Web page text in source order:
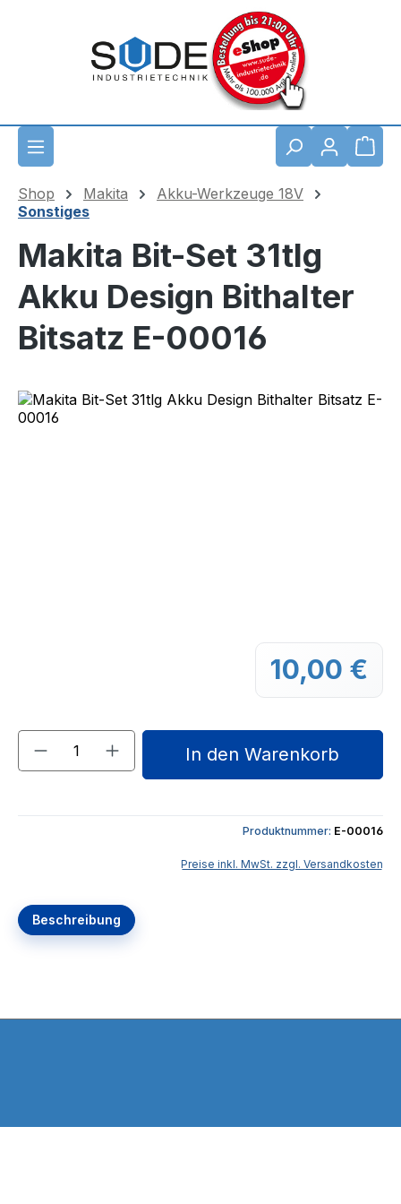
Shop Makita
Akku-Werkzeuge 18V
Sonstiges
Makita Bit-Set 31tlg
Akku Design Bithalter
Bitsatz E-00016
Bildergalerie überspringen
10,00 €
Produkt Anzahl: Gib den gewünschten
In den Warenkorb
Produktnummer: E-00016
Preise inkl. MwSt. zzgl. Versandkosten
Beschreibung